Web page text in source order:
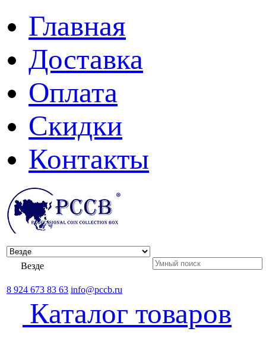
Главная
Доставка
Оплата
Скидки
Контакты
Везде
8 924 673 83 63 info@pccb.ru
Каталог товаров